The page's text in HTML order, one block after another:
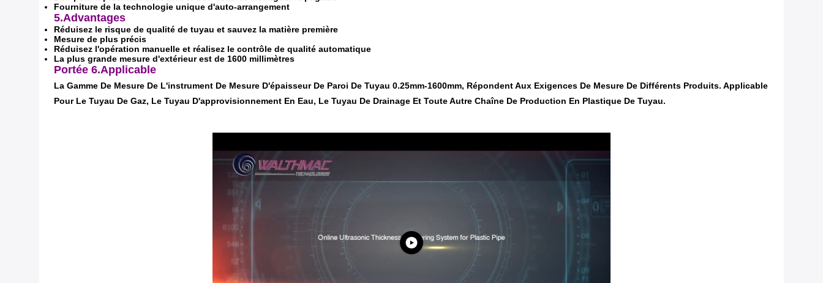
Fourniture de la technologie unique d'auto-arrangement
5.Advantages
Réduisez le risque de qualité de tuyau et sauvez la matière première
Mesure de plus précis
Réduisez l'opération manuelle et réalisez le contrôle de qualité automatique
La plus grande mesure d'extérieur est de 1600 millimètres
Portée 6.Applicable
La Gamme De Mesure De L'instrument De Mesure D'épaisseur De Paroi De Tuyau 0.25mm-1600mm, Répondent Aux Exigences De Mesure De Différents Produits. Applicable
Pour Le Tuyau De Gaz, Le Tuyau D'approvisionnement En Eau, Le Tuyau De Drainage Et Toute Autre Chaîne De Production En Plastique De Tuyau.